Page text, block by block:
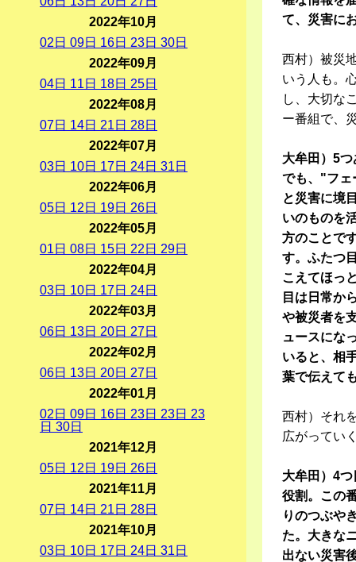
て、災害に
西村）被災
いう人も。
し、大切な
ー番組で、
大牟田）5
でも、"フェ
と災害に境
いのものを
方のことで
す。ふたつ
こえてほっ
目は日常か
や被災者を
ュースにな
いると、相
葉で伝えて
西村）それ
広がってい
大牟田）4
役割。この
りのつぶや
た。大きな
出ない災害
2022年10月
02 日 09日 16日 23日 30日
2022年09月
04日 11 日 18日 25日
2022年08月
07日 14日 21 日 28日
2022年07月
03日 10日 17日 24日 31 日
2022年06月
05日 12 日 19日 26日
2022年05月
01 日 08日 15日 22 日 29日
2022年04月
03日 10日 17日 24日
2022年03月
06日 13日 20日 27日
2022年02月
06日 13日 20日 27日
2022年01月
02 日 09日 16日 23日 23日 23
日 30日
2021年12月
05日 12 日 19日 26日
2021年11月
07日 14日 21 日 28日
2021年10月
03日 10日 17日 24日 31 日